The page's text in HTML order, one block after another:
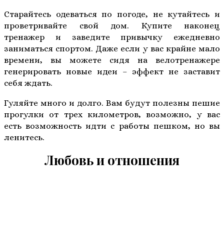
Старайтесь одеваться по погоде, не кутайтесь и
проветривайте свой дом. Купите наконец
тренажер и заведите привычку ежедневно
заниматься спортом. Даже если у вас крайне мало
времени, вы можете сидя на велотренажере
генерировать новые идеи – эффект не заставит
себя ждать.
Гуляйте много и долго. Вам будут полезны пешие
прогулки от трех километров, возможно, у вас
есть возможность идти с работы пешком, но вы
ленитесь.
Любовь и отношения